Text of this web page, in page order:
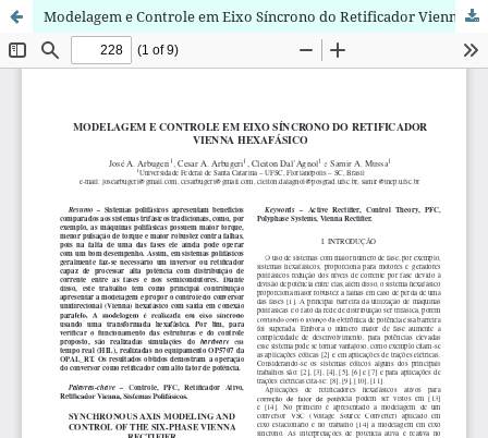
Modelagem e Controle em Eixo Síncrono do Retificador Vienna Hexafásico